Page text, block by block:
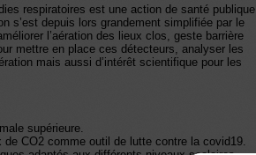
respiratoires est une action de santé publique
s’est depuis lors grandement simplifiée par le
l’aération des lieux clos, geste barrière
mettre en place ces détecteurs, analyser les
mais aussi d’intérêt scientifique pour les
supérieure.
de CO2 comme outil de lutte contre la covid19.